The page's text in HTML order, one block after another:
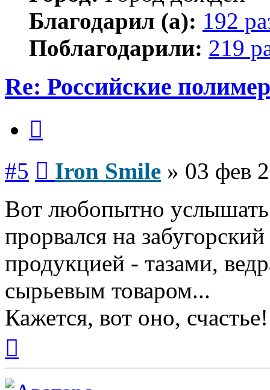
Благодарил (а): 192
Поблагодарили: 219
Re: Российские
#5 Iron Smile » 03 фев
Вот любопытно
прорвался на
продукцией - тазами,
сырьевым товаром...
Кажется, вот оно,
началу